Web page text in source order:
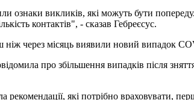
ознаки викликів, які можуть бути
контактів", - сказав Гебреєсус.
ніж через місяць виявили новий випадок
про збільшення випадків після
рекомендації, які потрібно враховувати,